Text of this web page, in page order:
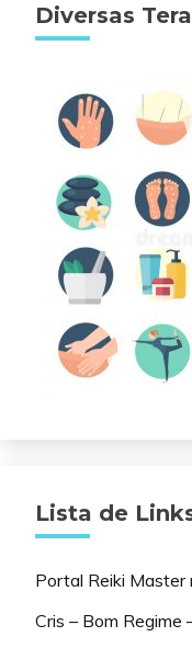
Diversas
Lista de
Portal Reiki Master
Cris – Bom Regime